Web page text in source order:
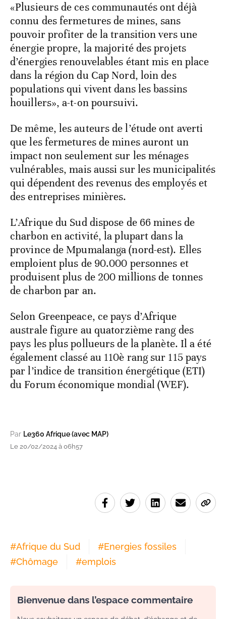
«Plusieurs de ces communautés ont déjà
connu des fermetures de mines, sans
pouvoir profiter de la transition vers une
énergie propre, la majorité des projets
d’énergies renouvelables étant mis en place
dans la région du Cap Nord, loin des
populations qui vivent dans les bassins
houillers», a-t-on poursuivi.
De même, les auteurs de l’étude ont averti
que les fermetures de mines auront un
impact non seulement sur les ménages
vulnérables, mais aussi sur les municipalités
qui dépendent des revenus des employés et
des entreprises minières.
L’Afrique du Sud dispose de 66 mines de
charbon en activité, la plupart dans la
province de Mpumalanga (nord-est). Elles
emploient plus de 90.000 personnes et
produisent plus de 200 millions de tonnes
de charbon par an.
Selon Greenpeace, ce pays d’Afrique
australe figure au quatorzième rang des
pays les plus pollueurs de la planète. Il a été
également classé au 110è rang sur 115 pays
par l’indice de transition énergétique (ETI)
du Forum économique mondial (WEF).
Par Le360 Afrique (avec MAP)
Le 20/02/2024 à 06h57
#Afrique du Sud #Energies fossiles
#Chômage #emplois
Bienvenue dans l’espace commentaire